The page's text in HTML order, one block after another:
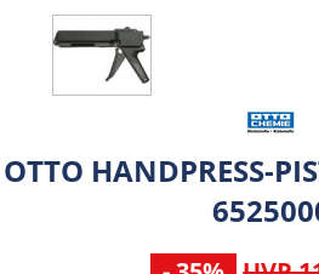
OTTO HANDPRESS-